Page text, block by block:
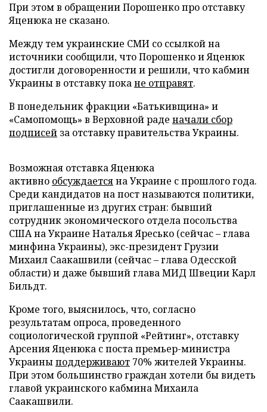
При этом в обращении Порошенко про отставку
Яценюка не сказано.
Между тем украинские СМИ со ссылкой на
источники сообщили, что Порошенко и Яценюк
достигли договоренности и решили, что кабмин
Украины в отставку покане отправят.
В понедельник фракции «Батькивщина» и
«Самопомощь» в Верховной раде начали сбор
подписей за отставку правительства Украины.
Возможная отставка Яценюка
активно обсуждаетсяна Украине с прошлого года.
Среди кандидатов на пост называются политики,
приглашенные из других стран: бывший
сотрудник экономического отдела посольства
США на Украине Наталья Яресько (сейчас – глава
минфина Украины), экс-президент Грузии
Михаил Саакашвили (сейчас – глава Одесской
области) и даже бывший глава МИД Швеции Карл
Бильдт.
Кроме того, выяснилось, что, согласно
результатам опроса, проведенного
социологической группой «Рейтинг», отставку
Арсения Яценюка с поста премьер-министра
Украиныподдерживают 70% жителей Украины.
При этом большинство граждан хотели бы видеть
главой украинского кабмина Михаила
Саакашвили.